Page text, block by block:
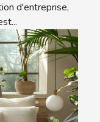
d'entreprise,